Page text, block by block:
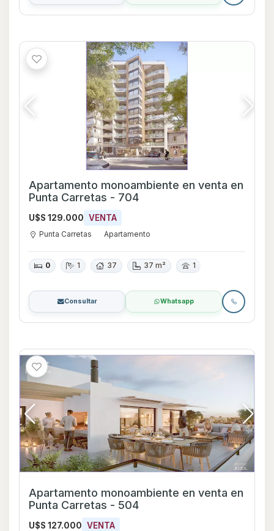
Apartamento monoambiente en venta en
Punta Carretas - 704
U$S 129.000 VENTA
Punta Carretas Apartamento
0 1 37 37 m² 1
Consultar Whatsapp
Apartamento monoambiente en venta en
Punta Carretas - 504
U$S 127.000 VENTA